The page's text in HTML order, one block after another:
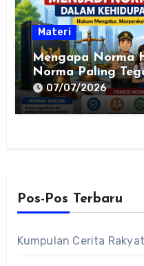
Materi
Mengapa Norma
Norma Paling
Bermasyarakat?
Fungsi, dan
07/07/2026
Pos-Pos Terbaru
Kumpulan Cerita